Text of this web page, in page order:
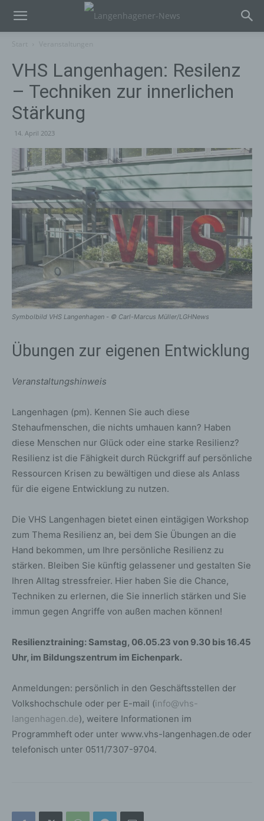
VHS Langenhagen: Resilenz
– Techniken zur innerlichen
Stärkung
14. April 2023
Symbolbild VHS Langenhagen - © Carl-Marcus Müller/LGHNews
Übungen zur eigenen Entwicklung
Veranstaltungshinweis
Langenhagen (pm). Kennen Sie auch diese
Stehaufmenschen, die nichts umhauen kann? Haben
diese Menschen nur Glück oder eine starke Resilienz?
Resilienz ist die Fähigkeit durch Rückgriff auf persönliche
Ressourcen Krisen zu bewältigen und diese als Anlass
für die eigene Entwicklung zu nutzen.
Die VHS Langenhagen bietet einen eintägigen Workshop
zum Thema Resilienz an, bei dem Sie Übungen an die
Hand bekommen, um Ihre persönliche Resilienz zu
stärken. Bleiben Sie künftig gelassener und gestalten Sie
Ihren Alltag stressfreier. Hier haben Sie die Chance,
Techniken zu erlernen, die Sie innerlich stärken und Sie
immun gegen Angriffe von außen machen können!
Resilienztraining: Samstag, 06.05.23 von 9.30 bis 16.45
Uhr, im Bildungszentrum im Eichenpark.
Anmeldungen: persönlich in den Geschäftsstellen der
Volkshochschule oder per E-mail (info@vhs-
langenhagen.de), weitere Informationen im
Programmheft oder unter www.vhs-langenhagen.de oder
telefonisch unter 0511/7307-9704.